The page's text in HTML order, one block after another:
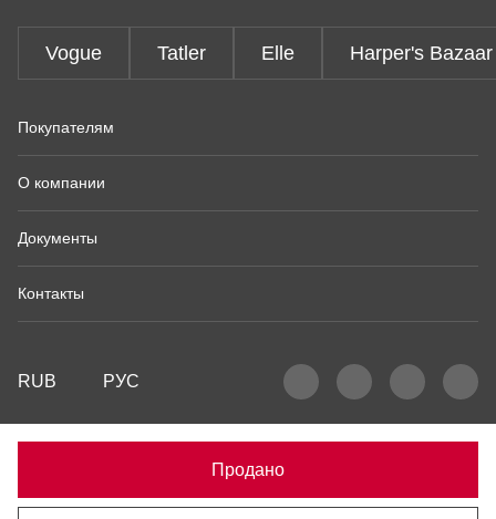
Продано
Vogue Tatler Elle Harper's Bazaar
Покупателям
О компании
Документы
Контакты
RUB РУС